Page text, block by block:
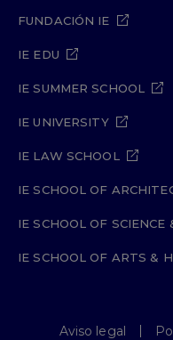
FUNDACIÓN IE
IE EDU
IE SUMMER SCHOOL
IE UNIVERSITY
IE LAW SCHOOL
IE SCHOOL OF
IE SCHOOL OF SCIENCE
IE SCHOOL OF ARTS &
Aviso legal